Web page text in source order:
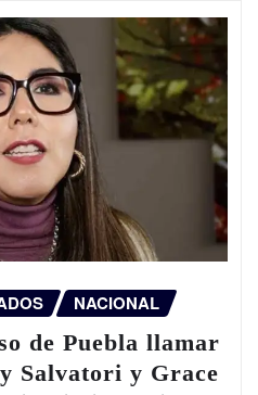
NACIONAL
de Puebla llamar
Salvatori y Grace